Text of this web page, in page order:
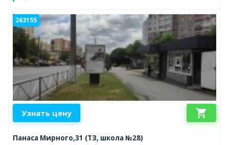
263155
Узнать цену shopping_cart
Панаса Мирного,31 (ТЗ, школа №28)